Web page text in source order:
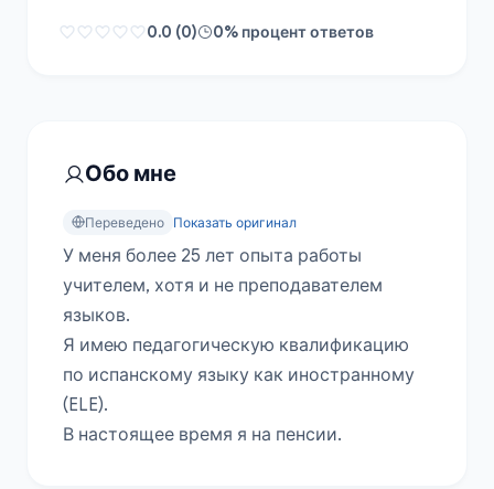
0.0 (0) 0% процент ответов
Обо мне
Переведено Показать оригинал
У меня более 25 лет опыта работы
учителем, хотя и не преподавателем
языков.
Я имею педагогическую квалификацию
по испанскому языку как иностранному
(ELE).
В настоящее время я на пенсии.